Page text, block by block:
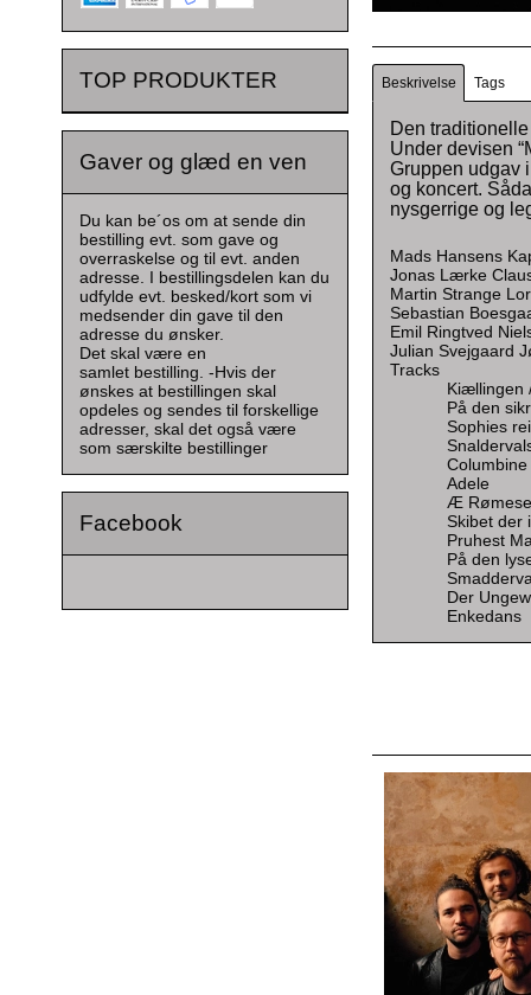
TOP PRODUKTER
Gaver og glæd en ven
Du kan be´os om at sende din
bestilling evt. som gave og
overraskelse og til evt. anden
adresse. I bestillingsdelen kan du
udfylde evt. besked/kort som vi
medsender din gave til den
adresse du ønsker.
Det skal være en
samlet bestilling. -Hvis der
ønskes at bestillingen skal
opdeles og sendes til forskellige
adresser, skal det også være
som særskilte bestillinger
Facebook
Beskrivelse Tags
Den
Under devisen
Gruppen udgav
og koncert.
nysgerrige og
Mads Hansens
Jonas Lærke
Martin Strange
Sebastian
Emil Ringtved
Julian Svejgaard
Tracks
Kiællingen
På den
Sophies
Adele
Æ
Skibet der
Pruhest
På den
Der
Enkedans